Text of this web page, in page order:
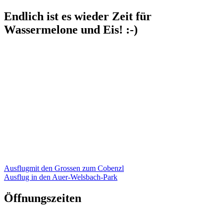
Endlich ist es wieder Zeit für
Wassermelone und Eis! :-)
Beitragsnavigation
Ausflugmit den Grossen zum Cobenzl
Ausflug in den Auer-Welsbach-Park
Öffnungszeiten